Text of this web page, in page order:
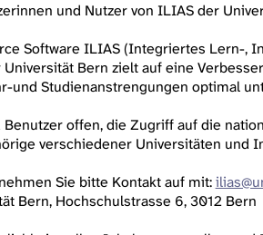
und Nutzer von ILIAS der
Software ILIAS (Integriertes Lern-,
Bern zielt auf eine
und Studienanstrengungen optimal
offen, die Zugriff auf die
verschiedener Universitäten
Sie bitte Kontakt auf mit:
Bern, Hochschulstrasse 6, 3012 Bern